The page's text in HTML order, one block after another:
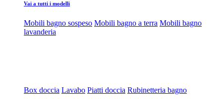
Vai a tutti i modelli
Mobili bagno sospeso Mobili bagno a terra Mobili bagno
lavanderia
Box doccia Lavabo Piatti doccia Rubinetteria bagno